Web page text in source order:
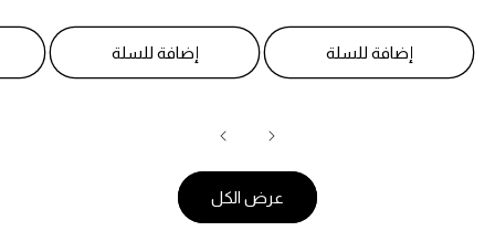
إضافة للسلة إضافة للسلة
عرض الكل